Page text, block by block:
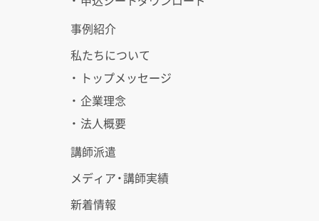
事例紹介
私たちについて
・ トップメッセージ
・ 企業理念
・ 法人概要
講師派遣
メディア・講師実績
新着情報